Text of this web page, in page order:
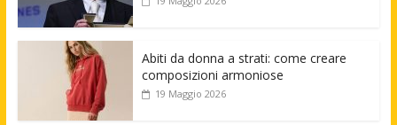
Abiti da donna a strati: come creare
composizioni armoniose
19 Maggio 2026